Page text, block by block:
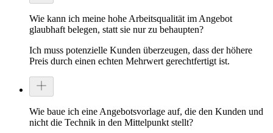
Wie kann ich meine hohe Arbeitsqualität im Angebot
glaubhaft belegen, statt sie nur zu behaupten?
Ich muss potenzielle Kunden überzeugen, dass der höhere
Preis durch einen echten Mehrwert gerechtfertigt ist.
Wie baue ich eine Angebotsvorlage auf, die den Kunden und
nicht die Technik in den Mittelpunkt stellt?